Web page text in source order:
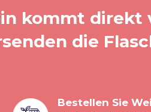
kommt direkt
die
Bestellen Sie